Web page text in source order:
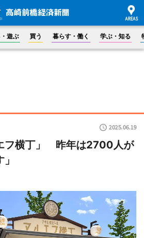
遊ぶ 買う 暮らす・働く 学ぶ・知る
2025.06.19
フ横丁」 昨年は2700人が